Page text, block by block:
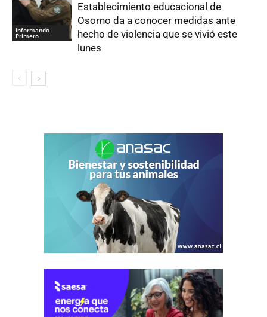
Informando
Primero
Establecimiento educacional de
Osorno da a conocer medidas ante
hecho de violencia que se vivió este
lunes